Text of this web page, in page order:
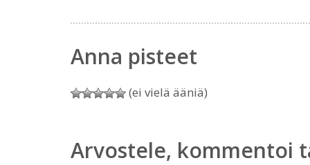
Anna pisteet
(ei vielä ääniä)
Arvostele, kommentoi